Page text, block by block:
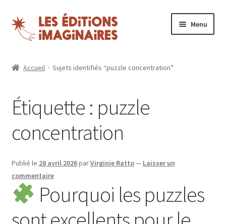
Aller
à
Aller
au
contenu
Menu
Blog
Nos magazines
Espace revendeurs
Mon compte
Accueil Sujets identifiés “puzzle concentration”
Étiquette : puzzle
concentration
Publié le 28 avril 2026parVirginie Ratto— Laisser un
commentaire
Pourquoi les puzzles